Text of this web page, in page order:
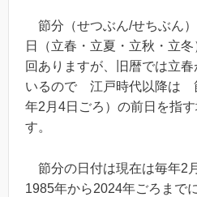
節分（せつぶん/せちぶん
日（立春・立夏・立秋・立
回ありますが、旧暦では立
いるので 江戸時代以降は
年2月4日ごろ）の前日を指
す。
節分の日付は現在は毎年2
1985年から2024年ごろまで